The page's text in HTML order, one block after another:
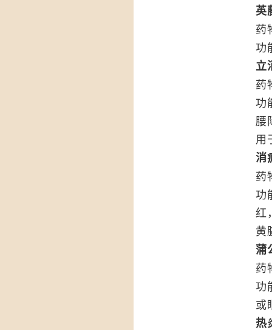
英
药
功
立
药
功
腰
用
消
药
功
红
黄
蒲
药
功
或
热